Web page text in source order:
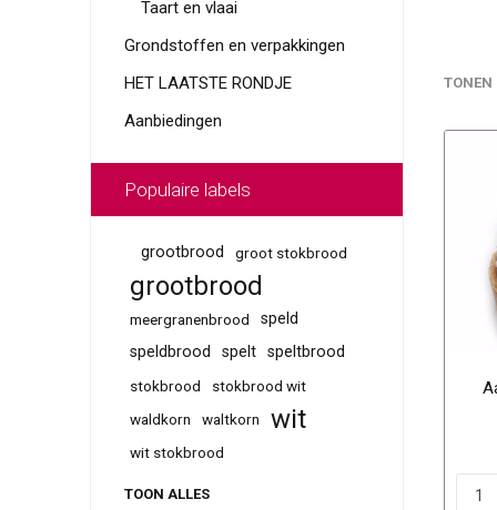
TONEN
Taart en vlaai
Grondstoffen en verpakkingen
HET LAATSTE RONDJE
Aanbiedingen
Populaire labels
grootbrood groot stokbrood
grootbrood
meergranenbrood
speld
speldbrood
spelt speltbrood
stokbrood
stokbrood wit
waldkorn
waltkorn wit
wit stokbrood
TOON ALLES